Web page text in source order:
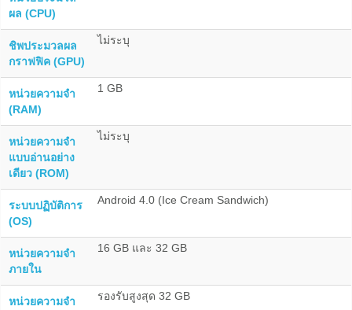
ผล (CPU)
ชิพประมวลผล
กราฟฟิค (GPU)
ไม่ระบุ
หน่วยความจำ
(RAM)
1 GB
หน่วยความจำ
แบบอ่านอย่าง
เดียว (ROM)
ไม่ระบุ
ระบบปฏิบัติการ
(OS)
Android 4.0 (Ice Cream Sandwich)
หน่วยความจำ
ภายใน
16 GB และ 32 GB
หน่วยความจำ
รองรับสูงสุด 32 GB